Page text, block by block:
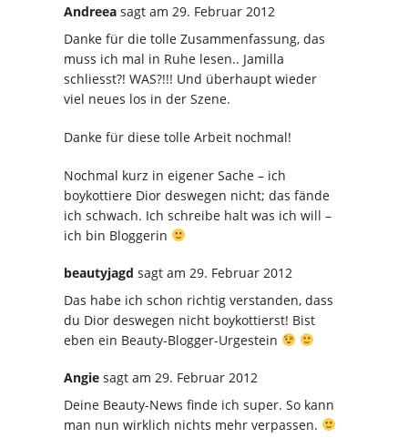
Andreea sagt am 29. Februar 2012
Danke für die tolle Zusammenfassung, das
muss ich mal in Ruhe lesen.. Jamilla
schliesst?! WAS?!!! Und überhaupt wieder
viel neues los in der Szene.
Danke für diese tolle Arbeit nochmal!
Nochmal kurz in eigener Sache – ich
boykottiere Dior deswegen nicht; das fände
ich schwach. Ich schreibe halt was ich will –
ich bin Bloggerin
beautyjagd sagt am 29. Februar 2012
Das habe ich schon richtig verstanden, dass
du Dior deswegen nicht boykottierst! Bist
eben ein Beauty-Blogger-Urgestein
Angie sagt am 29. Februar 2012
Deine Beauty-News finde ich super. So kann
man nun wirklich nichts mehr verpassen.